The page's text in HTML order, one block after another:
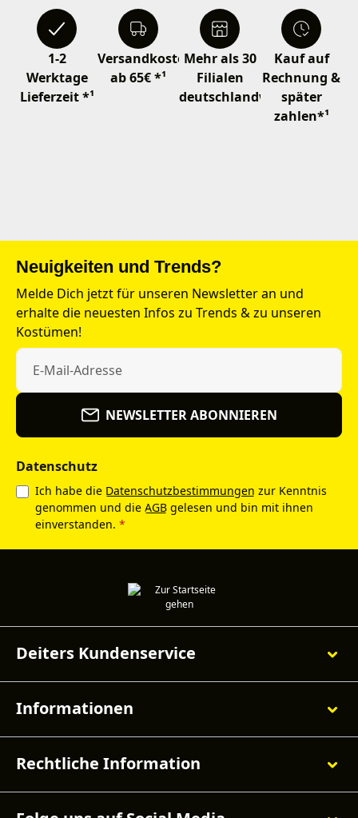
1-2
Werktage
Lieferzeit *¹
Versandkostenfrei
ab 65€ *¹
Mehr als 30
Filialen
deutschlandweit
Kauf auf
Rechnung &
später
zahlen*¹
Neuigkeiten und Trends?
Melde Dich jetzt für unseren Newsletter an und
erhalte die neuesten Infos zu Trends & zu unseren
Kostümen!
NEWSLETTER ABONNIEREN
Datenschutz
Ich habe die Datenschutzbestimmungen zur Kenntnis
genommen und die AGB gelesen und bin mit ihnen
einverstanden. *
Deiters Kundenservice
Informationen
Rechtliche Information